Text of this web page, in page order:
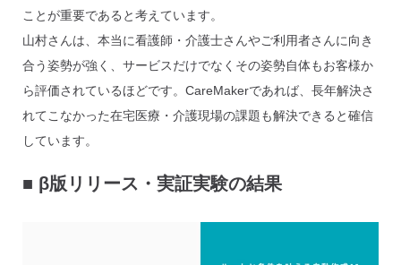
ことが重要であると考えています。
山村さんは、本当に看護師・介護士さんやご利用者さんに向き
合う姿勢が強く、サービスだけでなくその姿勢自体もお客様か
ら評価されているほどです。CareMakerであれば、長年解決さ
れてこなかった在宅医療・介護現場の課題も解決できると確信
しています。
■ β版リリース・実証実験の結果